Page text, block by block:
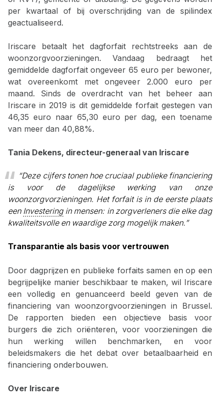
per kwartaal of bij overschrijding van de spilindex
geactualiseerd.
Iriscare betaalt het dagforfait rechtstreeks aan de
woonzorgvoorzieningen. Vandaag bedraagt het
gemiddelde dagforfait ongeveer 65 euro per bewoner,
wat overeenkomt met ongeveer 2.000 euro per
maand. Sinds de overdracht van het beheer aan
Iriscare in 2019 is dit gemiddelde forfait gestegen van
46,35 euro naar 65,30 euro per dag, een toename
van meer dan 40,88%.
Tania Dekens, directeur-generaal van Iriscare
“Deze cijfers tonen hoe cruciaal publieke financiering
is voor de dagelijkse werking van onze
woonzorgvorzieningen. Het forfait is in de eerste plaats
een Investeringin mensen: in zorgverleners die elke dag
kwaliteitsvolle en waardige zorg mogelijk maken.”
Transparantie als basis voor vertrouwen
Door dagprijzen en publieke forfaits samen en op een
begrijpelijke manier beschikbaar te maken, wil Iriscare
een volledig en genuanceerd beeld geven van de
financiering van woonzorgvoorzieningen in Brussel.
De rapporten bieden een objectieve basis voor
burgers die zich oriënteren, voor voorzieningen die
hun werking willen benchmarken, en voor
beleidsmakers die het debat over betaalbaarheid en
financiering onderbouwen.
Over Iriscare